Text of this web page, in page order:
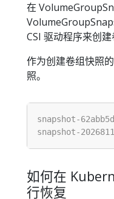
在
CSI 驱动程序来创建
作为创建卷组快照
照。
如何在
行恢复